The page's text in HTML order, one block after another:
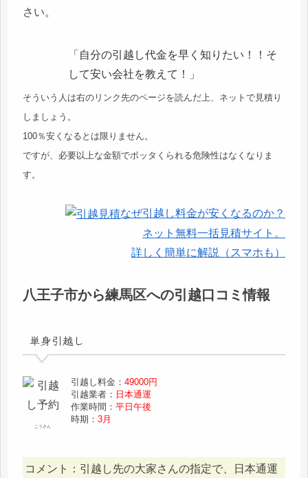
さい。
「自分の引越し代金を早く知りたい！！そ
して安い会社を教えて！」
そういう人は右のリンク先のページを読んだ上、ネットで見積り
しましょう。
100％安くなるとは限りません。
ですが、必要以上な金額でボッタくられる危険性はなくなりま
す。
なぜ引越し料金が安くなるのか？
ネット無料一括見積サイト。
詳しく簡単に解説（スマホも）
八王子市から練馬区への引越口コミ情報
単身引越し
こうさん
引越し料金：49000円
引越業者： 日本通運
作業時間：平日午後
時期：3月
コメント：引越し先の大家さんの指定で、日本通運